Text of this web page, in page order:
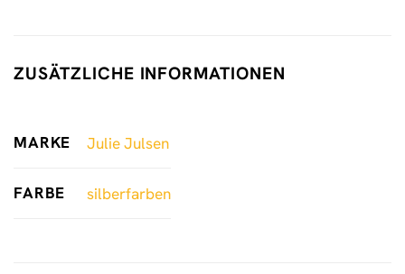
ZUSÄTZLICHE INFORMATIONEN
MARKE Julie Julsen
FARBE silberfarben